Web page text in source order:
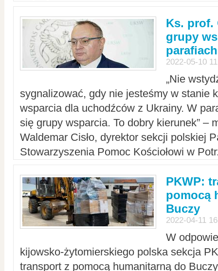
Ks. prof.
grupy
parafiach
2022-05-10
„Nie
sygnalizować, gdy nie jesteśmy w stanie
wsparcia dla uchodźców z Ukrainy. W
się grupy wsparcia. To dobry kierunek” –
Waldemar Cisło, dyrektor sekcji polskiej
Stowarzyszenia Pomoc Kościołowi w
PKWP:
pomocą
Buczy
2022-04-11
W
kijowsko-żytomierskiego polska sekcja
transport z pomocą humanitarną do